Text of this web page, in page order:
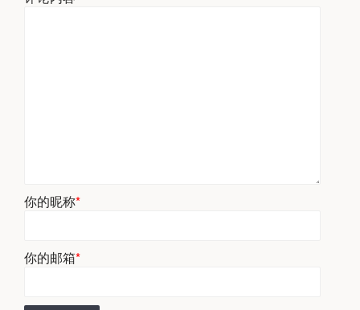
你的昵称*
你的邮箱*